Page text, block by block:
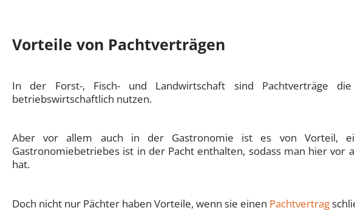
Vorteile von Pachtverträgen
In der Forst-, Fisch- und Landwirtschaft sind Pachtverträge
betriebswirtschaftlich nutzen.
Aber vor allem auch in der Gastronomie ist es von Vorteil,
Gastronomiebetriebes ist in der Pacht enthalten, sodass man hier vor
hat.
Doch nicht nur Pächter haben Vorteile, wenn sie einen Pachtvertrag